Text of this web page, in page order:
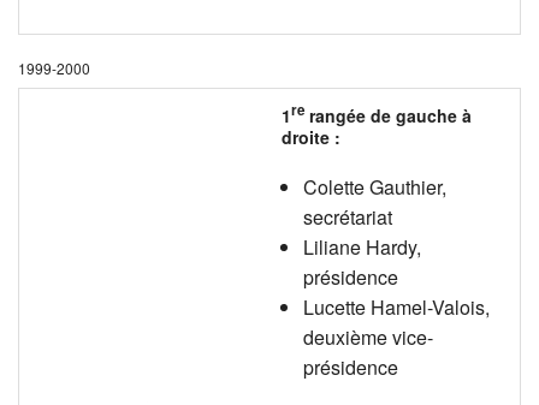
1999-2000
1re rangée de gauche à
droite :
Colette Gauthier,
secrétariat
Liliane Hardy,
présidence
Lucette Hamel-Valois,
deuxième vice-
présidence